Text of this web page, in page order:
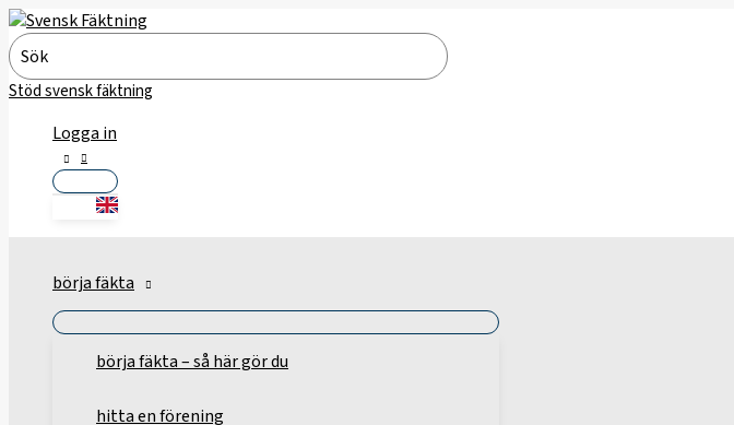
Hoppa
till
innehåll
Search
for:
Stöd svensk fäktning
Logga in
börja fäkta
börja fäkta – så här gör du
hitta en förening